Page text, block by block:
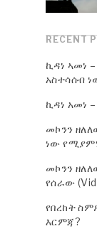
RECENT
ኪዳነ ኣመነ
አስተሳሰብ
ኪዳነ አመነ
መኮንን
ነው
መኮንን
የሰራው
የበረከት
እርምጃ?